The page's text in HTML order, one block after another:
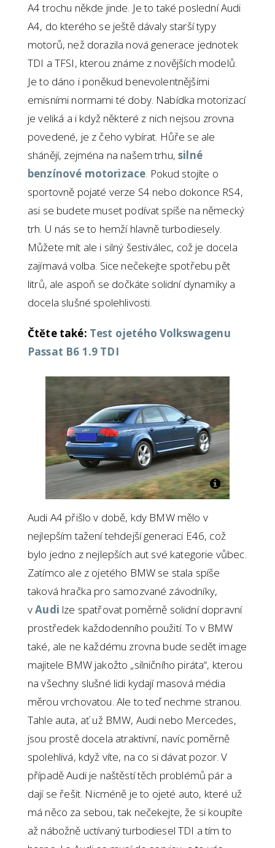
A4 trochu někde jinde. Je to také poslední Audi
A4, do kterého se ještě dávaly starší typy
motorů, než dorazila nová generace jednotek
TDI a TFSI, kterou známe z novějších modelů.
Je to dáno i poněkud benevolentnějšími
emisními normami té doby. Nabídka motorizací
je veliká a i když některé z nich nejsou zrovna
povedené, je z čeho vybírat. Hůře se ale
shánějí, zejména na našem trhu, silné
benzínové motorizace. Pokud stojíte o
sportovně pojaté verze S4 nebo dokonce RS4,
asi se budete muset podívat spíše na německý
trh. U nás se to hemží hlavně turbodiesely.
Můžete mít ale i silný šestiválec, což je docela
zajímavá volba. Sice nečekejte spotřebu pět
litrů, ale aspoň se dočkáte solidní dynamiky a
docela slušné spolehlivosti.
Čtěte také: Test ojetého Volkswagenu
Passat B6 1.9 TDI
Audi A4 přišlo v době, kdy BMW mělo v
nejlepším tažení tehdejší generaci E46, což
bylo jedno z nejlepších aut své kategorie vůbec.
Zatímco ale z ojetého BMW se stala spíše
taková hračka pro samozvané závodníky,
vAudi lze spatřovat poměrně solidní dopravní
prostředek každodenního použití. To v BMW
také, ale ne každému zrovna bude sedět image
majitele BMW jakožto „silničního piráta“, kterou
na všechny slušné lidi kydají masová média
měrou vrchovatou. Ale to teď nechme stranou.
Tahle auta, ať už BMW, Audi nebo Mercedes,
jsou prostě docela atraktivní, navíc poměrně
spolehlivá, když víte, na co si dávat pozor. V
případě Audi je naštěstí těch problémů pár a
dají se řešit. Nicméně je to ojeté auto, které už
má něco za sebou, tak nečekejte, že si koupíte
až nábožně uctívaný turbodiesel TDI a tím to